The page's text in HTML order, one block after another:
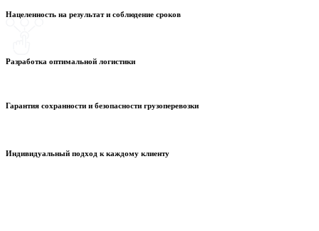
Нацеленность на результат и соблюдение сроков
Разработка оптимальной логистики
Гарантия сохранности и безопасности грузоперевозки
Индивидуальный подход к каждому клиенту